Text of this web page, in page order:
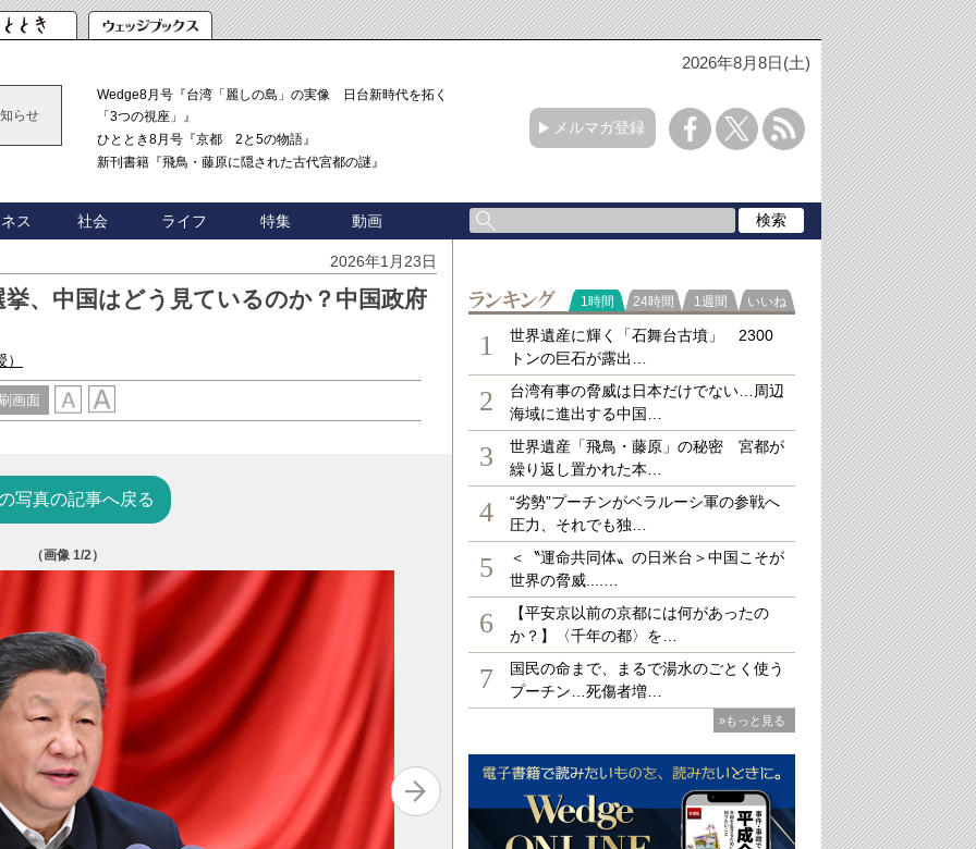
2026年8月8日(土)
らせ
Wedge8月号『台湾「麗しの島」の実像 日台新時代を拓く
「3つの視座」』
ひととき8月号『京都 2と5の物語』
新刊書籍『飛鳥・藤原に隠された古代宮都の謎』
メルマガ登録
ス 社会 ライフ 特集 動画
2026年1月23日
、中国はどう見ているのか？中国政府
画面
写真の記事へ戻る
（画像1/2）
中国は高市首相の解散をどう見ているのか（首相官邸ホームページより）
ラ
1時間 24時間 1週間 いいね
1
世界遺産に輝く「石舞台古墳」 2300
トンの巨石が露出…
2
台湾有事の脅威は日本だけでない…周辺
海域に進出する中国…
3
世界遺産「飛鳥・藤原」の秘密 宮都が
繰り返し置かれた本…
4
“劣勢”プーチンがベラルーシ軍の参戦へ
圧力、それでも独…
5
＜〝運命共同体〟の日米台＞中国こそが
世界の脅威....…
6
【平安京以前の京都には何があったの
か？】〈千年の都〉を…
7
国民の命まで、まるで湯水のごとく使う
プーチン…死傷者増…
»もっと見る